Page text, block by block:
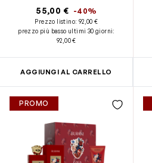
(30ml) - Latte Corpo La Vie Est
Belle - formato viaggio (50ml) -
Shower Gel - formato viaggio
(50ml)
55,00 € -40%
Prezzo listino: 92,00 €
prezzo più basso ultimi 30 giorni:
92,00 €
AGGIUNGI AL CARRELLO
PROMO